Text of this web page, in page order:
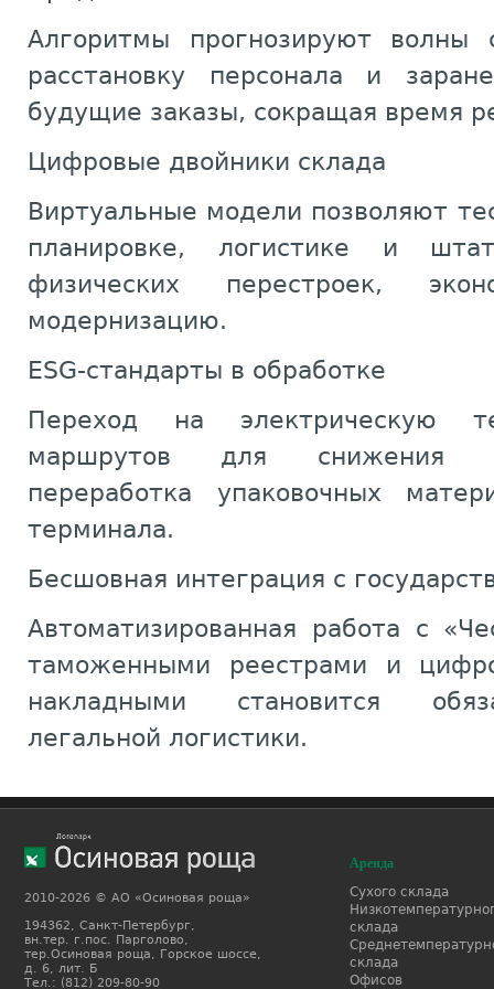
Алгоритмы прогнозируют волны
расстановку персонала и
будущие заказы, сокращая время
Цифровые двойники склада
Виртуальные модели позволяют
планировке, логистике и
физических перестроек,
модернизацию.
ESG-стандарты в обработке
Переход на электрическую
маршрутов для снижения
переработка упаковочных
терминала.
Бесшовная интеграция с
Автоматизированная работа с
таможенными реестрами и
накладными становится
легальной логистики.
2010-2026 © АО «Осиновая роща»
194362, Санкт-Петербург,
вн.тер. г.пос. Парголово,
тер.Осиновая роща, Горское шоссе,
д. 6, лит. Б
Тел.: (812) 209-80-90
Аренда
Сухого склада
склада
склада
Офисов